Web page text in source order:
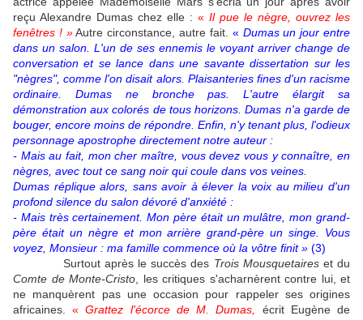
reçu Alexandre Dumas chez elle : « Il pue le nègre, ouvrez les
fenêtres ! »Autre circonstance, autre fait. « Dumas un jour entre
dans un salon. L'un de ses ennemis le voyant arriver change de
conversation et se lance dans une savante dissertation sur les
"nègres", comme l'on disait alors. Plaisanteries fines d'un racisme
ordinaire. Dumas ne bronche pas. L'autre élargit sa
démonstration aux colorés de tous horizons. Dumas n'a garde de
bouger, encore moins de répondre. Enfin, n'y tenant plus, l'odieux
personnage apostrophe directement notre auteur :
- Mais au fait, mon cher maître, vous devez vous y connaître, en
nègres, avec tout ce sang noir qui coule dans vos veines.
Dumas réplique alors, sans avoir à élever la voix au milieu d'un
profond silence du salon dévoré d'anxiété :
- Mais très certainement. Mon père était un mulâtre, mon grand-
père était un nègre et mon arrière grand-père un singe. Vous
voyez, Monsieur : ma famille commence où la vôtre finit » (3)
Surtout après le succès des Trois Mousquetaireset du
Comte de Monte-Cristo , les critiques s'acharnèrent contre lui, et
ne manquèrent pas une occasion pour rappeler ses origines
africaines.
«Grattez l'écorce de M. Dumas, écrit Eugène de